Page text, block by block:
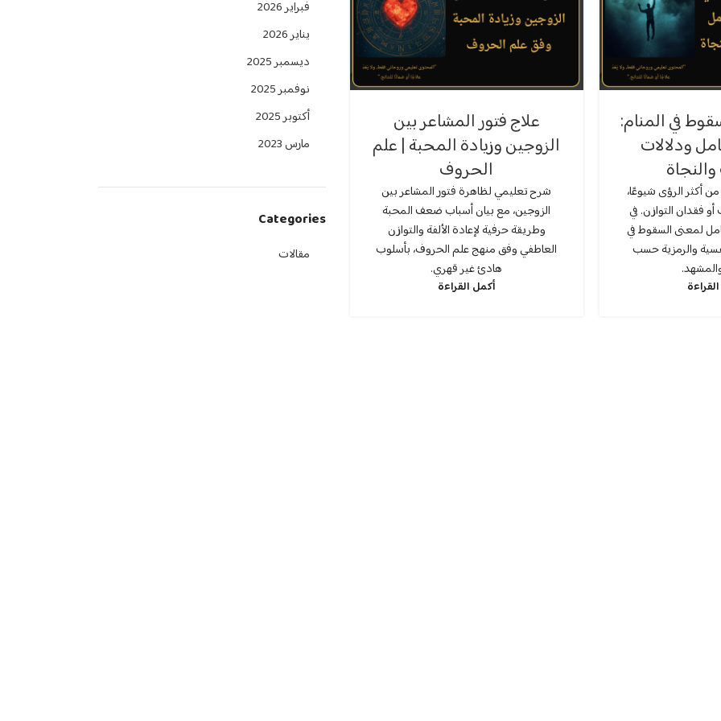
في المنام:
ودلالات
أكثر الرؤى شيوعًا،
أو فقدان التوازن. في
لمعنى السقوط في
والرمزية حسب
علاج فتور المشاعر بين
الزوجين وزيادة المحبة | علم
الحروف
شرح تعليمي لظاهرة فتور المشاعر بين
الزوجين، مع بيان أسباب ضعف المحبة
وطريقة حرفية لإعادة الألفة والتوازن
العاطفي وفق منهج علم الحروف، بأسلوب
هادئ غير قهري.
أكمل القراءة
فبراير 2026
يناير 2026
ديسمبر 2025
نوفمبر 2025
أكتوبر 2025
مارس 2023
Categories
مقالات